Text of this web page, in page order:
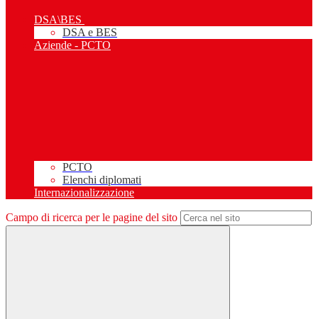
DSA\BES
DSA e BES
Aziende - PCTO
PCTO
Elenchi diplomati
Internazionalizzazione
Campo di ricerca per le pagine del sito